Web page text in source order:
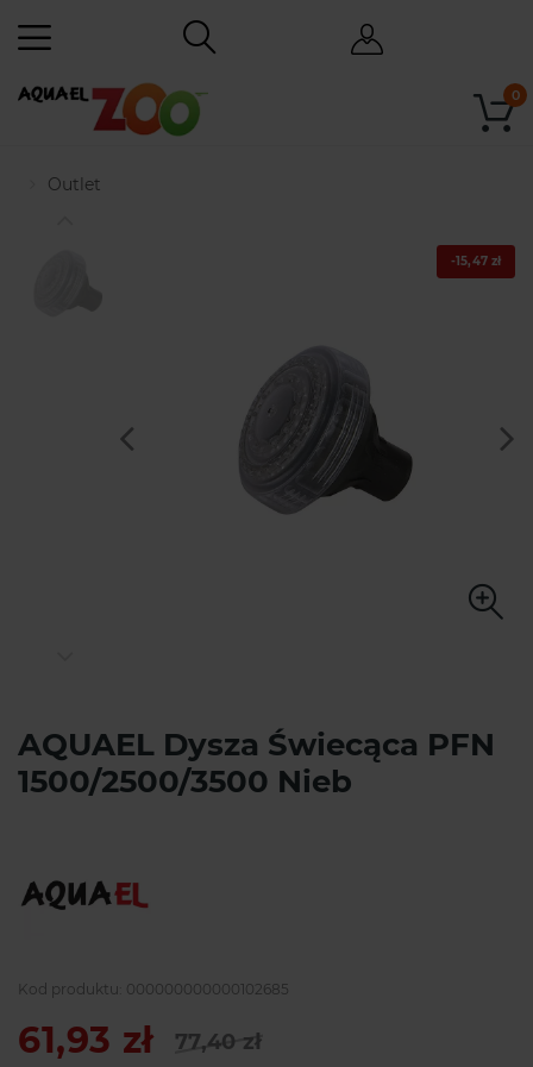
0
Outlet
-15,47 zł
AQUAEL Dysza Świecąca PFN
1500/2500/3500 Nieb
Kod produktu: 000000000000102685
61,93 zł 77,40 zł